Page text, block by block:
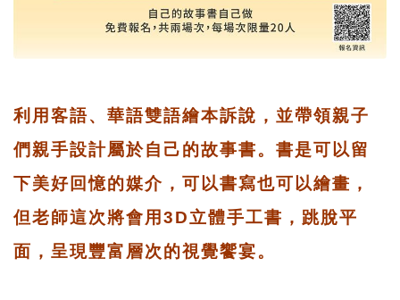
利用客語、華語雙語繪本訴說，並帶領親子
們親手設計屬於自己的故事書。書是可以留
下美好回憶的媒介，可以書寫也可以繪畫，
但老師這次將會用3D立體手工書，跳脫平
面，呈現豐富層次的視覺饗宴。